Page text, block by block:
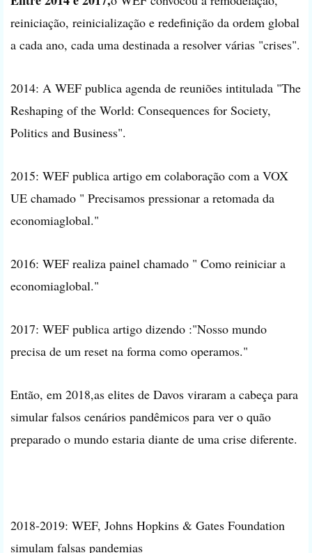
reiniciação, reinicialização e redefinição da ordem global
a cada ano, cada uma destinada a resolver várias "crises".
2014: A WEF publica agenda de reuniões intitulada "The
Reshaping of the World: Consequences for Society,
Politics and Business".
2015: WEF publica artigo em colaboração com a VOX
UE chamado " Precisamos pressionar a retomada da
economiaglobal."
2016: WEF realiza painel chamado " Como reiniciar a
economiaglobal."
2017: WEF publica artigo dizendo :"Nosso mundo
precisa de um reset na forma como operamos."
Então, em 2018,as elites de Davos viraram a cabeça para
simular falsos cenários pandêmicos para ver o quão
preparado o mundo estaria diante de uma crise diferente.
2018-2019: WEF, Johns Hopkins & Gates Foundation
simulam falsas pandemias